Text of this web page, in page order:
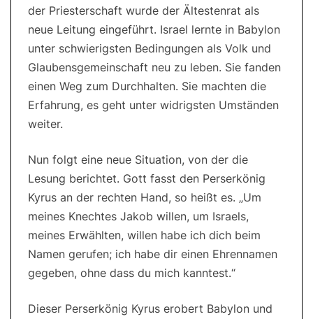
der Priesterschaft wurde der Ältestenrat als
neue Leitung eingeführt. Israel lernte in Babylon
unter schwierigsten Bedingungen als Volk und
Glaubensgemeinschaft neu zu leben. Sie fanden
einen Weg zum Durchhalten. Sie machten die
Erfahrung, es geht unter widrigsten Umständen
weiter.
Nun folgt eine neue Situation, von der die
Lesung berichtet. Gott fasst den Perserkönig
Kyrus an der rechten Hand, so heißt es. „Um
meines Knechtes Jakob willen, um Israels,
meines Erwählten, willen habe ich dich beim
Namen gerufen; ich habe dir einen Ehrennamen
gegeben, ohne dass du mich kanntest.“
Dieser Perserkönig Kyrus erobert Babylon und